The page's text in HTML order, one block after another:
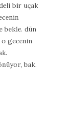
bir uçak
bekle. dün
o gecenin
bak.